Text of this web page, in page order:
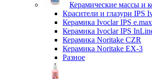
Керамические массы и
Красители и глазури IPS
Керамика Ivoclar IPS e.max
Керамика Ivoclar IPS
Керамика Noritake CZR
Керамика Noritake EX-3
Разное